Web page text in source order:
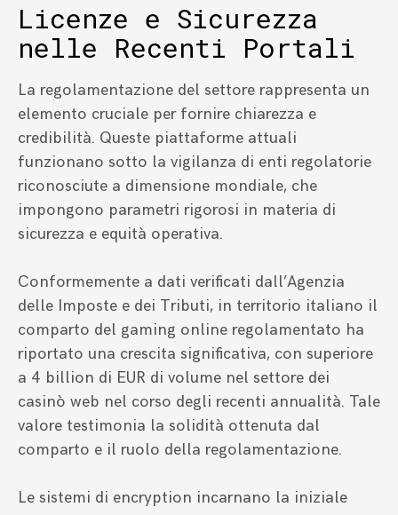
Licenze e Sicurezza
nelle Recenti Portali
La regolamentazione del settore rappresenta un
elemento cruciale per fornire chiarezza e
credibilità. Queste piattaforme attuali
funzionano sotto la vigilanza di enti regolatorie
riconosciute a dimensione mondiale, che
impongono parametri rigorosi in materia di
sicurezza e equità operativa.
Conformemente a dati verificati dall’Agenzia
delle Imposte e dei Tributi, in territorio italiano il
comparto del gaming online regolamentato ha
riportato una crescita significativa, con superiore
a 4 billion di EUR di volume nel settore dei
casinò web nel corso degli recenti annualità. Tale
valore testimonia la solidità ottenuta dal
comparto e il ruolo della regolamentazione.
Le sistemi di encryption incarnano la iniziale